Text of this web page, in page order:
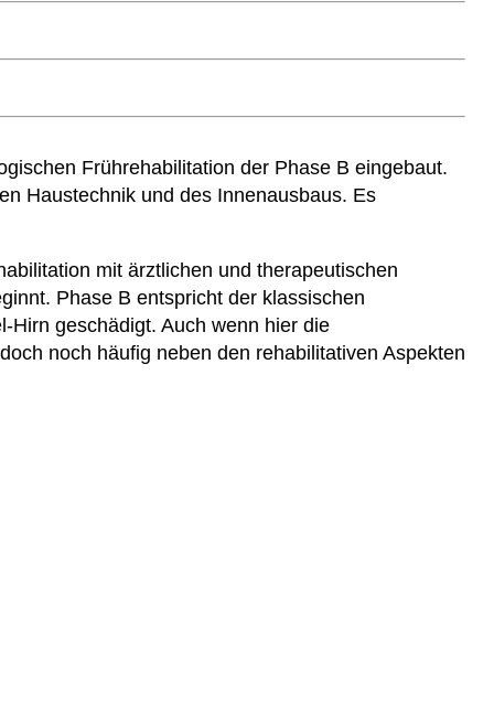
Frührehabilitation der Phase B eingebaut.
Haustechnik und des Innenausbaus. Es
mit ärztlichen und therapeutischen
Phase B entspricht der klassischen
Hirn geschädigt. Auch wenn hier die
noch häufig neben den rehabilitativen Aspekten